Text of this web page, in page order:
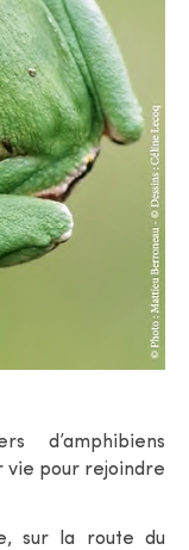
d’amphibiens
vie pour rejoindre
sur la route du